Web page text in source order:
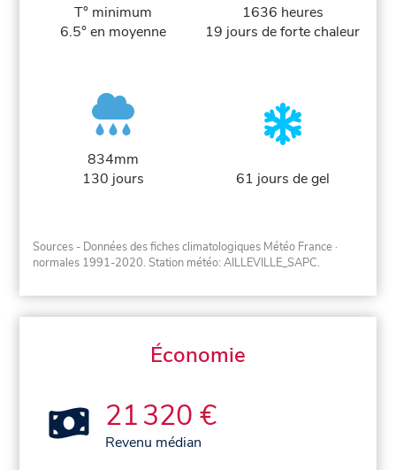
T° minimum
6.5° en moyenne
1636 heures
19 jours de forte chaleur
834mm
130 jours
61 jours de gel
Sources - Données des fiches climatologiques Météo France ·
normales 1991-2020. Station météo: AILLEVILLE_SAPC.
Économie
21 320 €
Revenu médian